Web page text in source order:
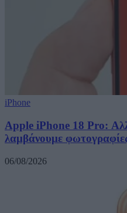
iPhone
Apple iPhone 18 Pro:
λαμβάνουμε
06/08/2026